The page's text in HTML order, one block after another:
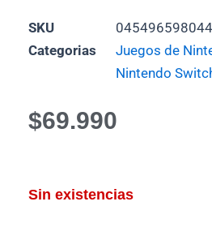
SKU
Categorias
Juegos de
Nintendo
$69.990
Sin existencias